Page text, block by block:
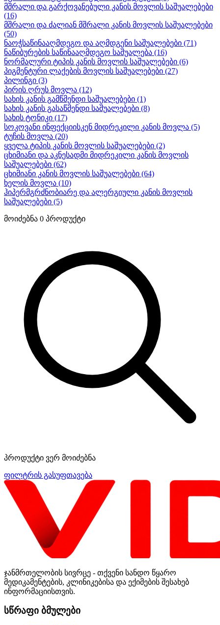
მშრალი და გარქოვანებული კანის მოვლის საშუალებები
(16)
მშრალი და ძალიან მშრალი კანის მოვლის საშუალებები
(50)
ნაოჭსაწინააღმდეგო და აღმდგენი საშუალებები (71)
ნაწიბურების საწინააღმდეგო საშუალება (16)
ნორმალური ტიპის კანის მოვლის საშუალებები (6)
პიგმენტური ლაქების მოვლის საშუალებები (27)
პილინგი (3)
პირის ღრუს მოვლა (12)
სახის კანის გამწმენდი საშუალებები (1)
სახის კანის გასაწმენდი საშუალებები (8)
სახის ტონიკი (17)
სოკოვანი ინფექციისკენ მიდრეკილი კანის მოვლა (5)
ტუჩის მოვლა (20)
ყველა ტიპის კანის მოვლის საშუალებები (2)
ცხიმიანი და აკნესადმი მიდრეკილი კანის მოვლის
საშუალებები (62)
ცხიმიანი კანის მოვლის საშუალებები (64)
ხელის მოვლა (10)
ჰიპერმგრძნობიარე და ალერგიული კანის მოვლის
საშუალებები (5)
მოიძებნა 0 პროდუქტი
პროდუქტი ვერ მოიძებნა
ფილტრის გასუფთავება
ჯანმრთელობის სივრცე - თქვენი სანდო წყარო
მედიკამენტების, კლინიკებისა და ექიმების შესახებ
ინფორმაციისთვის.
სწრაფი ბმულები